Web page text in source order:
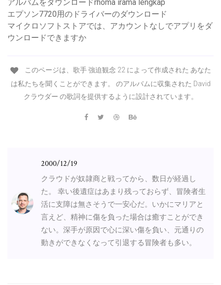
アルバムをダウンロードrhoma irama lengkap
エプソン7720用のドライバーのダウンロード
マイクロソフトストアでは、アカウントなしでアプリをダ
ウンロードできますか
このページは、歌手 強迫観念 22 によって作成された あなた
は私たちを聞くことができます。 のアルバムに収集された David
クラウダー の歌詞を提供するように設計されています。
2000/12/19
クラウドが奴隷商と戦ってから、数日が経過し
た。 幸い後遺症はあまり残っておらず、冒険者生
活に支障は無さそうで一安心だ。いかにマリアと
言えど、精神に傷を負った場合は癒すことができ
ない。深手が原因で心に深い傷を負い、元通りの
動きができなくなって引退する冒険者も多い。